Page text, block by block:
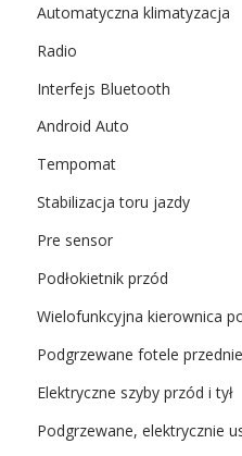
Automatyczna klimatyzacja
Radio
Interfejs Bluetooth
Android Auto
Tempomat
Stabilizacja toru jazdy
Pre sensor
Podłokietnik przód
Wielofunkcyjna kierownica
Podgrzewane fotele przednie
Elektryczne szyby przód i tył
Podgrzewane, elektrycznie